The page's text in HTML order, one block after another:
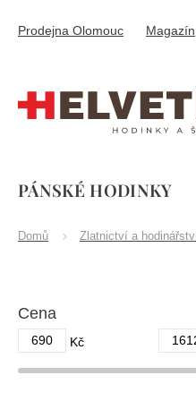
obsah
Prodejna Olomouc Magazín
PÁNSKÉ HODINKY
Domů Zlatnictví a
Cena
690 Kč